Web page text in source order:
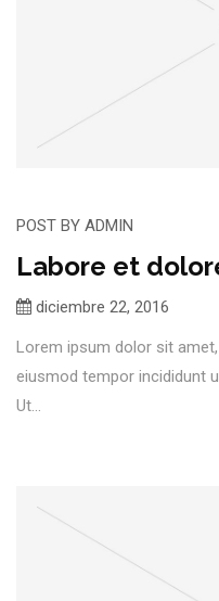
POST BY ADMIN
Labore et
diciembre 22, 2016
Lorem ipsum dolor sit
eiusmod tempor incididunt
Ut...